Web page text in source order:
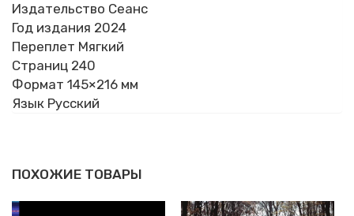
Издательство Сеанс
Год издания 2024
Переплет Мягкий
Страниц 240
Формат 145×216 мм
Язык Русский
ПОХОЖИЕ ТОВАРЫ